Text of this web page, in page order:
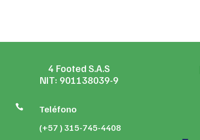
4 Footed S.A.S
NIT: 901138039-9
 Teléfono
(+57 ) 315-745-4408